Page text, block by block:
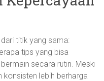
titik yang sama:
tips yang bisa
secara rutin. Meski
konsisten lebih berharga